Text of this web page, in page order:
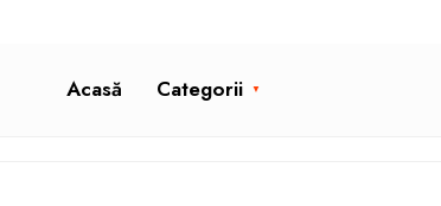
Acasă Categorii